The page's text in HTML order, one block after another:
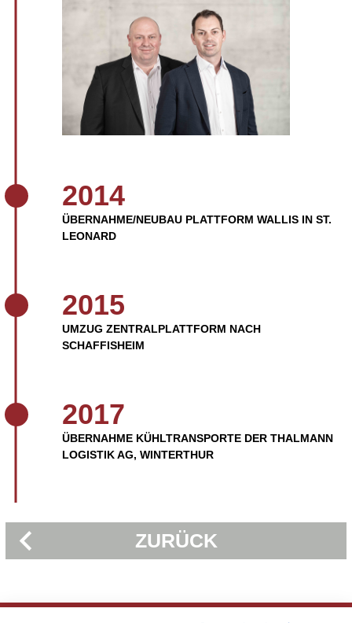
2014
ÜBERNAHME/NEUBAU PLATTFORM WALLIS IN ST.
LEONARD
2015
UMZUG ZENTRALPLATTFORM NACH
SCHAFFISHEIM
2017
ÜBERNAHME KÜHLTRANSPORTE DER THALMANN
LOGISTIK AG, WINTERTHUR
ZURÜCK